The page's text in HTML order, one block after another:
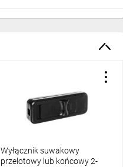
Wyłącznik suwakowy
przelotowy lub końcowy 2-